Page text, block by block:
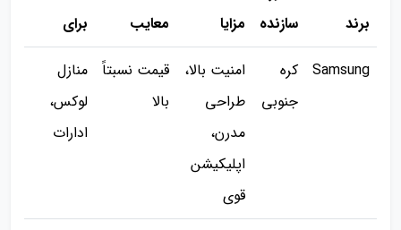
برند
سازنده
مزایا معایب
برای
Samsung
کره
جنوبی
امنیت بالا،
طراحی
مدرن،
اپلیکیشن
قوی
قیمت نسبتاً
بالا
منازل
لوکس،
ادارات